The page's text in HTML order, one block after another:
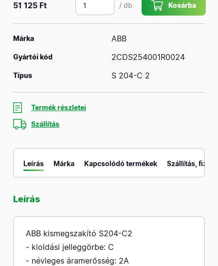
51 125 Ft / db Kosárba
Márka ABB
Gyártói kód 2CDS254001R0024
Típus S 204-C 2
Termék részletei
Szállítás
Leírás Márka Kapcsolódó termékek Szállítás,
Leírás
ABB kismegszakító S204-C2
- kioldási jelleggörbe: C
- névleges áramerősség: 2A